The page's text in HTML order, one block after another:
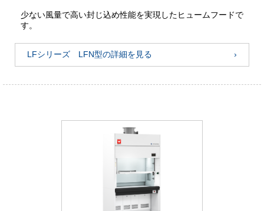
少ない風量で高い封じ込め性能を実現したヒュームフードで
す。
LFシリーズ LFN型の詳細を見る